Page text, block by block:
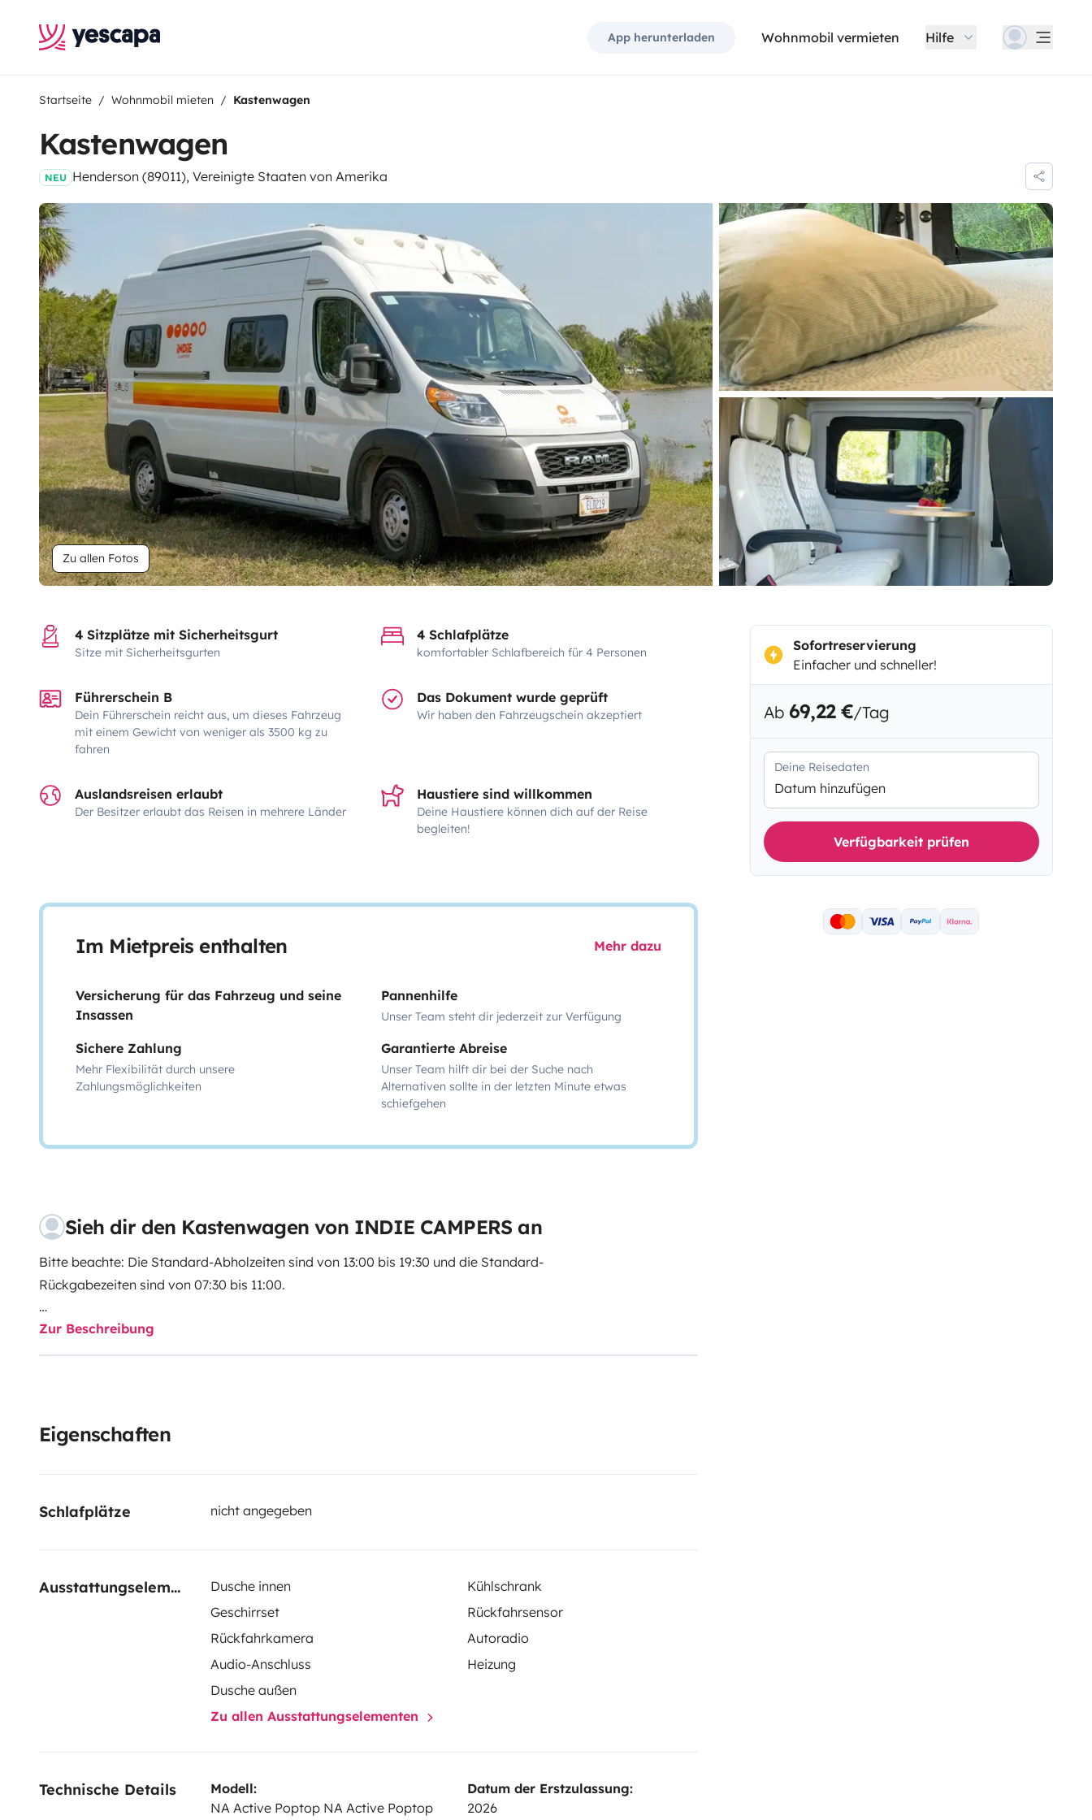
App herunterladen Wohnmobil vermieten Hilfe
Startseite Wohnmobil mieten Kastenwagen
Kastenwagen
NEU Henderson (89011), Vereinigte Staaten von Amerika
Zu allen Fotos
4 Sitzplätze mit Sicherheitsgurt
Sitze mit Sicherheitsgurten
4 Schlafplätze
komfortabler Schlafbereich für 4 Personen
Führerschein B
Dein Führerschein reicht aus, um dieses Fahrzeug
mit einem Gewicht von weniger als 3500 kg zu
fahren
Das Dokument wurde geprüft
Wir haben den Fahrzeugschein akzeptiert
Auslandsreisen erlaubt
Der Besitzer erlaubt das Reisen in mehrere Länder
Haustiere sind willkommen
Deine Haustiere können dich auf der Reise
begleiten!
Im Mietpreis enthalten Mehr dazu
Versicherung für das Fahrzeug und seine
Insassen
Pannenhilfe
Unser Team steht dir jederzeit zur Verfügung
Sichere Zahlung
Mehr Flexibilität durch unsere
Zahlungsmöglichkeiten
Garantierte Abreise
Unser Team hilft dir bei der Suche nach
Alternativen sollte in der letzten Minute etwas
schiefgehen
Sieh dir den Kastenwagen von INDIE CAMPERS an
Bitte beachte: Die Standard-Abholzeiten sind von 13:00 bis 19:30 und die Standard-
Rückgabezeiten sind von 07:30 bis 11:00.
Indie Campers bietet einen 24-Stunden-Abhol- und Bringservice mit flexiblen
Ankunfts- und Abfahrtszeiten. Während der regulären Geschäftszeiten ist der Service
https://indiecampers.de/agb
- 220V-Ladekabel mit Adapter
Haustiere sind erlaubt, ein Tier pro Vermietung, mit einem Höchstgewicht von 30 kg.
Zur Beschreibung
Eigenschaften
Schlafplätze nicht angegeben
Ausstattungselemente Dusche innen
Kühlschrank
Geschirrset
Rückfahrsensor
Rückfahrkamera
Autoradio
Audio-Anschluss
Heizung
Dusche außen
Zu allen Ausstattungselementen
Technische Details
Modell:
NA Active Poptop NA Active Poptop
Datum der Erstzulassung:
2026
Sofortreservierung
Einfacher und schneller!
Ab 69,22 €/Tag
Deine Reisedaten
Datum hinzufügen
Verfügbarkeit prüfen